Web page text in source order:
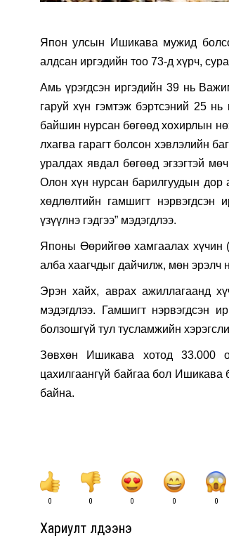
Япон улсын Ишикава мужид
алдсан иргэдийн тоо 73-д хүрч,
Амь үрэгдсэн иргэдийн 39 нь
гаруй хүн гэмтэж бэртсэний 25
байшин нурсан бөгөөд хохирлын
лхагва гарагт болсон хэвлэлийн
уралдах явдал бөгөөд эгзэгтэй
Олон хүн нурсан барилгуудын дор
хөдлөлтийн гамшигт нэрвэгдсэн
үзүүлнэ гэдгээ” мэдэгдлээ.
Японы Өөрийгөө хамгаалах хүчин
алба хаагчдыг дайчилж, мөн эрэлч
Эрэн хайх, аврах ажиллагаанд
мэдэгдлээ. Гамшигт нэрвэгдсэн
болзошгүй тул тусламжийн
Зөвхөн Ишикава хотод 33.000
цахилгаангүй байгаа бол Ишикава
байна.
0 0 0 0 0
Хариулт үлдээнэ үү